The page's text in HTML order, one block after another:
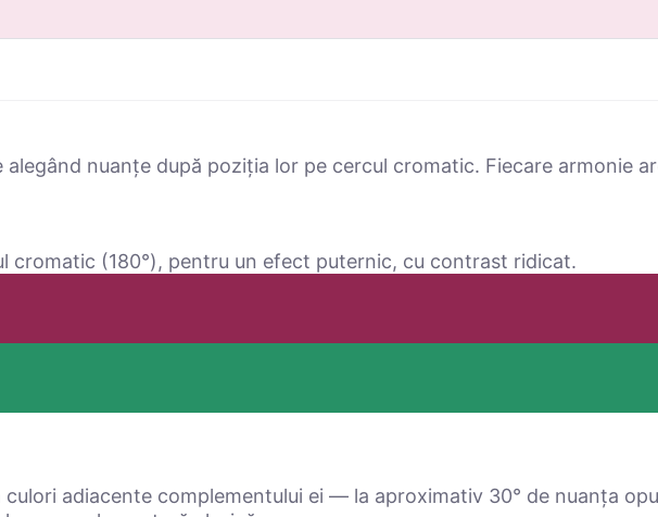
nuanțe după poziția lor pe cercul cromatic. Fiecare armonie
cromatic (180°), pentru un efect puternic, cu contrast ridicat.
culori adiacente complementului ei — la aproximativ 30° de nuanța